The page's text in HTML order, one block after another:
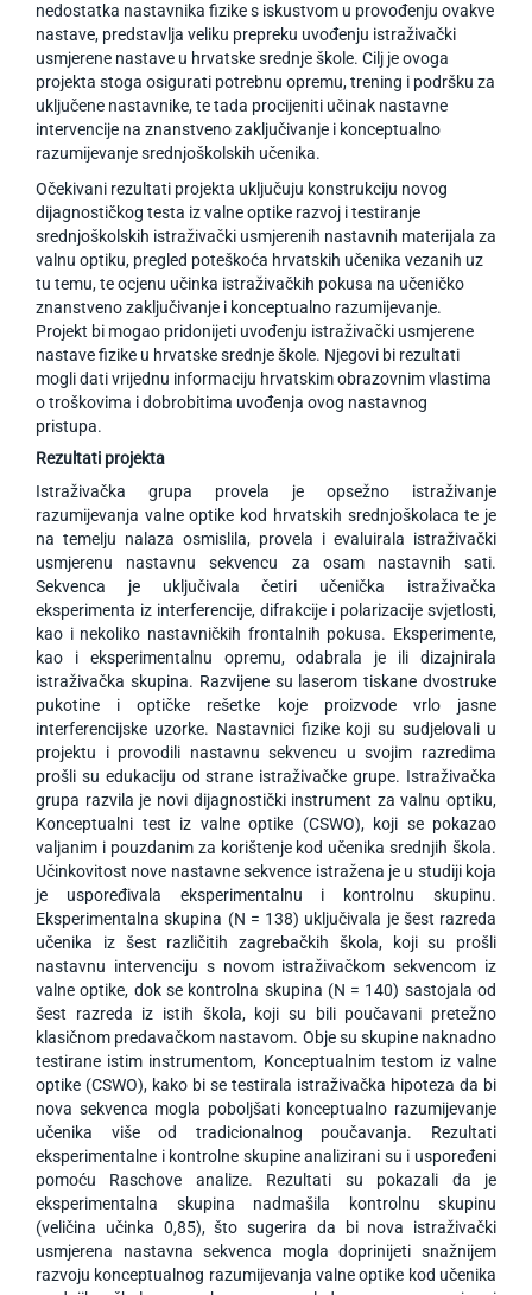
nedostatka nastavnika fizike s iskustvom u provođenju ovakve
nastave, predstavlja veliku prepreku uvođenju istraživački
usmjerene nastave u hrvatske srednje škole. Cilj je ovoga
projekta stoga osigurati potrebnu opremu, trening i podršku za
uključene nastavnike, te tada procijeniti učinak nastavne
intervencije na znanstveno zaključivanje i konceptualno
razumijevanje srednjoškolskih učenika.
Očekivani rezultati projekta uključuju konstrukciju novog
dijagnostičkog testa iz valne optike razvoj i testiranje
srednjoškolskih istraživački usmjerenih nastavnih materijala za
valnu optiku, pregled poteškoća hrvatskih učenika vezanih uz
tu temu, te ocjenu učinka istraživačkih pokusa na učeničko
znanstveno zaključivanje i konceptualno razumijevanje.
Projekt bi mogao pridonijeti uvođenju istraživački usmjerene
nastave fizike u hrvatske srednje škole. Njegovi bi rezultati
mogli dati vrijednu informaciju hrvatskim obrazovnim vlastima
o troškovima i dobrobitima uvođenja ovog nastavnog
pristupa.
Rezultati projekta
Istraživačka grupa provela je opsežno istraživanje
razumijevanja valne optike kod hrvatskih srednjoškolaca te je
na temelju nalaza osmislila, provela i evaluirala istraživački
usmjerenu nastavnu sekvencu za osam nastavnih sati.
Sekvenca je uključivala četiri učenička istraživačka
eksperimenta iz interferencije, difrakcije i polarizacije svjetlosti,
kao i nekoliko nastavničkih frontalnih pokusa. Eksperimente,
kao i eksperimentalnu opremu, odabrala je ili dizajnirala
istraživačka skupina. Razvijene su laserom tiskane dvostruke
pukotine i optičke rešetke koje proizvode vrlo jasne
interferencijske uzorke. Nastavnici fizike koji su sudjelovali u
projektu i provodili nastavnu sekvencu u svojim razredima
prošli su edukaciju od strane istraživačke grupe. Istraživačka
grupa razvila je novi dijagnostički instrument za valnu optiku,
Konceptualni test iz valne optike (CSWO), koji se pokazao
valjanim i pouzdanim za korištenje kod učenika srednjih škola.
Učinkovitost nove nastavne sekvence istražena je u studiji koja
je uspoređivala eksperimentalnu i kontrolnu skupinu.
Eksperimentalna skupina (N = 138) uključivala je šest razreda
učenika iz šest različitih zagrebačkih škola, koji su prošli
nastavnu intervenciju s novom istraživačkom sekvencom iz
valne optike, dok se kontrolna skupina (N = 140) sastojala od
šest razreda iz istih škola, koji su bili poučavani pretežno
klasičnom predavačkom nastavom. Obje su skupine naknadno
testirane istim instrumentom, Konceptualnim testom iz valne
optike (CSWO), kako bi se testirala istraživačka hipoteza da bi
nova sekvenca mogla poboljšati konceptualno razumijevanje
učenika više od tradicionalnog poučavanja. Rezultati
eksperimentalne i kontrolne skupine analizirani su i uspoređeni
pomoću Raschove analize. Rezultati su pokazali da je
eksperimentalna skupina nadmašila kontrolnu skupinu
(veličina učinka 0,85), što sugerira da bi nova istraživački
usmjerena nastavna sekvenca mogla doprinijeti snažnijem
razvoju konceptualnog razumijevanja valne optike kod učenika